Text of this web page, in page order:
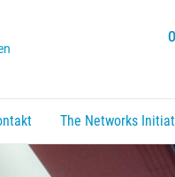
Enter um Link zu folgen.
um zu öffnen, Enter um
The Networks